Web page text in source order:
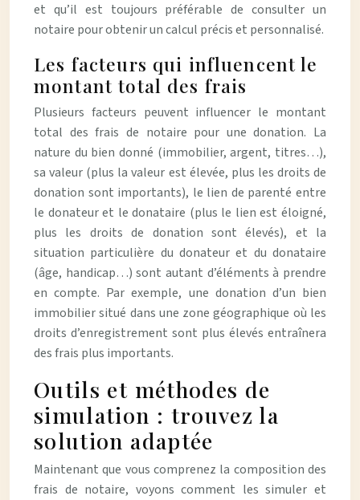
et qu’il est toujours préférable de consulter un
notaire pour obtenir un calcul précis et personnalisé.
Les facteurs qui influencent le
montant total des frais
Plusieurs facteurs peuvent influencer le montant
total des frais de notaire pour une donation. La
nature du bien donné (immobilier, argent, titres…),
sa valeur (plus la valeur est élevée, plus les droits de
donation sont importants), le lien de parenté entre
le donateur et le donataire (plus le lien est éloigné,
plus les droits de donation sont élevés), et la
situation particulière du donateur et du donataire
(âge, handicap…) sont autant d’éléments à prendre
en compte. Par exemple, une donation d’un bien
immobilier situé dans une zone géographique où les
droits d’enregistrement sont plus élevés entraînera
des frais plus importants.
Outils et méthodes de
simulation : trouvez la
solution adaptée
Maintenant que vous comprenez la composition des
frais de notaire, voyons comment les simuler et